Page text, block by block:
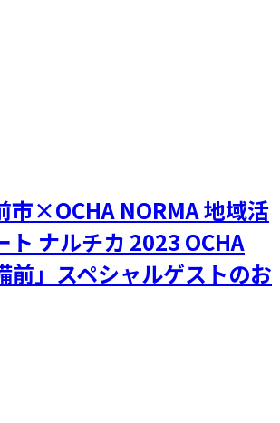
市×OCHA NORMA 地域活
ト ナルチカ 2023 OCHA
前」スペシャルゲストのお